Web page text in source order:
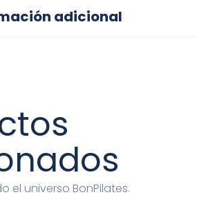
adicional
el universo BonPilates.